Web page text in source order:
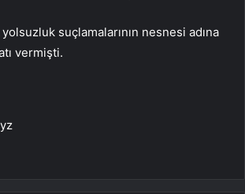
suçlamalarının nesnesi adına
vermişti.